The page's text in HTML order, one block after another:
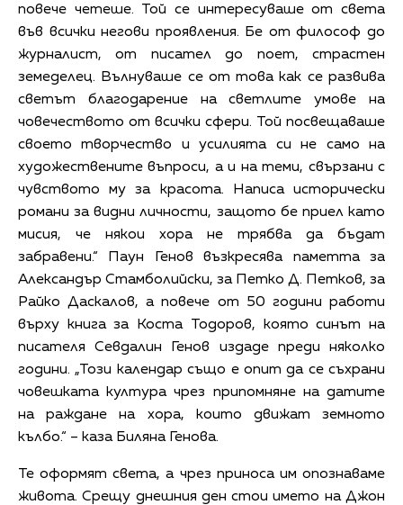
повече четеше. Той се интересуваше от света
във всички негови проявления. Бе от философ до
журналист, от писател до поет, страстен
земеделец. Вълнуваше се от това как се развива
светът благодарение на светлите умове на
човечеството от всички сфери. Той посвещаваше
своето творчество и усилията си не само на
художествените въпроси, а и на теми, свързани с
чувството му за красота. Написа исторически
романи за видни личности, защото бе приел като
мисия, че някои хора не трябва да бъдат
забравени.“ Паун Генов възкресява паметта за
Александър Стамболийски, за Петко Д. Петков, за
Райко Даскалов, а повече от 50 години работи
върху книга за Коста Тодоров, която синът на
писателя Севдалин Генов издаде преди няколко
години. „Този календар също е опит да се съхрани
човешката култура чрез припомняне на датите
на раждане на хора, които движат земното
кълбо.“ – каза Биляна Генова.
Те оформят света, а чрез приноса им опознаваме
живота. Срещу днешния ден стои името на Джон